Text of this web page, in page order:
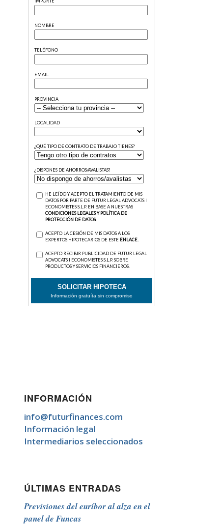
INFORMACIÓN
info@futurfinances.com
Información legal
Intermediarios seleccionados
ÚLTIMAS ENTRADAS
Previsiones del euríbor al alza en el
panel de Funcas